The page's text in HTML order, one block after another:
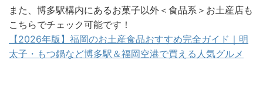
また、博多駅構内にあるお菓子以外＜食品系＞お土産店も
こちらでチェック可能です！
【2026年版】福岡のお土産食品おすすめ完全ガイド｜明
太子・もつ鍋など博多駅＆福岡空港で買える人気グルメ